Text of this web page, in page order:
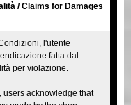
/ Claims for Damages
l'utente
fatta dal
per violazione.
users acknowledge that